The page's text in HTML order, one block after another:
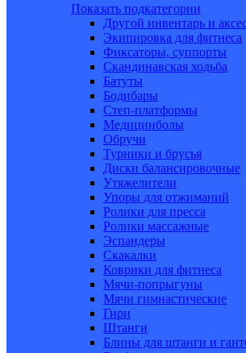
Показать подкатегории
Другой инвентарь и
Экипировка для фитнеса
Фиксаторы, суппорты
Скандинавская ходьба
Батуты
Бодибары
Степ-платформы
Медицинболы
Обручи
Турники и брусья
Диски балансировочные
Утяжелители
Упоры для отжиманий
Ролики для пресса
Ролики массажные
Эспандеры
Скакалки
Коврики для фитнеса
Мячи-попрыгуны
Мячи гимнастические
Гири
Штанги
Блины для штанги и